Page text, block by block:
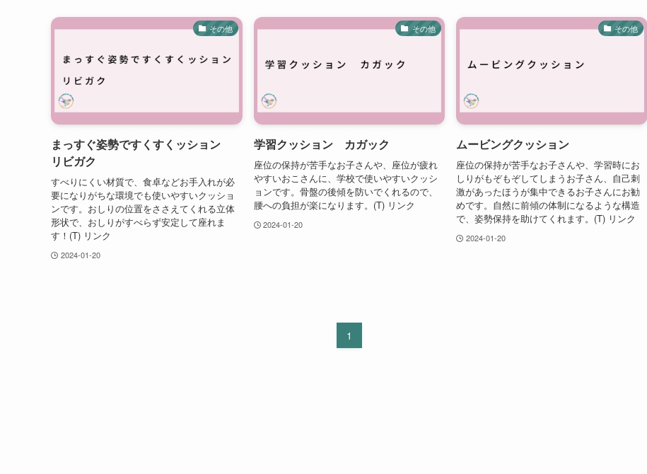
その他
まっすぐ姿勢ですくすくッション
リビガク
すべりにくい材質で、食卓などお手入れが必
要になりがちな環境でも使いやすいクッショ
ンです。おしりの位置をささえてくれる立体
形状で、おしりがすべらず安定して座れま
す！(T) リンク
2024-01-20
その他
学習クッション カガック
座位の保持が苦手なお子さんや、座位が疲れ
やすいおこさんに、学校で使いやすいクッシ
ョンです。骨盤の後傾を防いでくれるので、
腰への負担が楽になります。(T) リンク
2024-01-20
その他
ムービングクッション
座位の保持が苦手なお子さんや、学習時にお
しりがもぞもぞしてしまうお子さん、自己刺
激があったほうが集中できるお子さんにお勧
めです。自然に前傾の体制になるような構造
で、姿勢保持を助けてくれます。(T) リンク
2024-01-20
1